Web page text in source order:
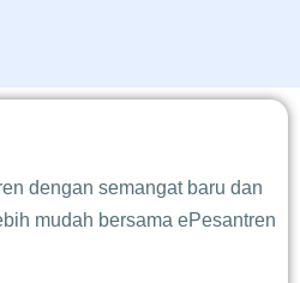
dengan semangat baru dan
mudah bersama ePesantren